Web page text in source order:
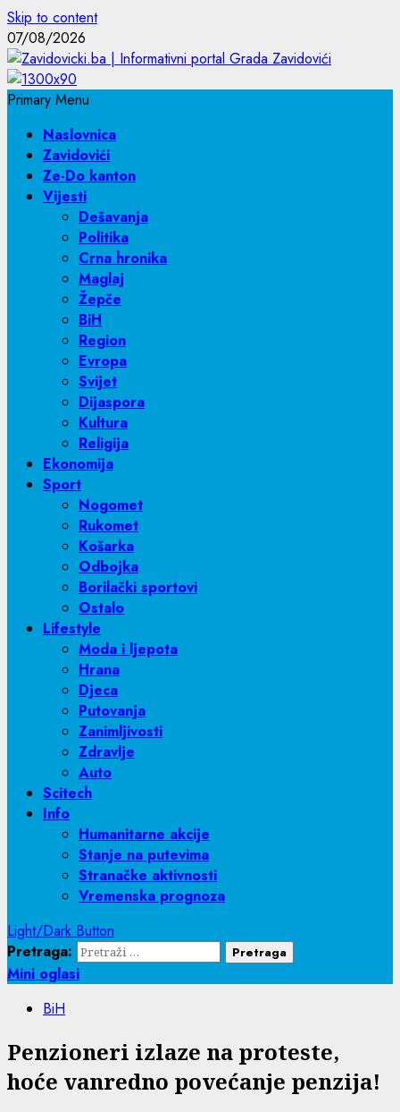
Skip to content
07/08/2026
Primary Menu
Naslovnica
Zavidovići
Ze-Do kanton
Vijesti
Dešavanja
Politika
Crna hronika
Maglaj
Žepče
BiH
Region
Evropa
Svijet
Dijaspora
Kultura
Religija
Ekonomija
Sport
Nogomet
Rukomet
Košarka
Odbojka
Borilački sportovi
Ostalo
Lifestyle
Moda i ljepota
Hrana
Djeca
Putovanja
Zanimljivosti
Zdravlje
Auto
Scitech
Info
Humanitarne akcije
Stanje na putevima
Stranačke aktivnosti
Vremenska prognoza
Light/Dark Button
Pretraga:
Mini oglasi
BiH
Penzioneri izlaze na proteste,
hoće vanredno povećanje penzija!